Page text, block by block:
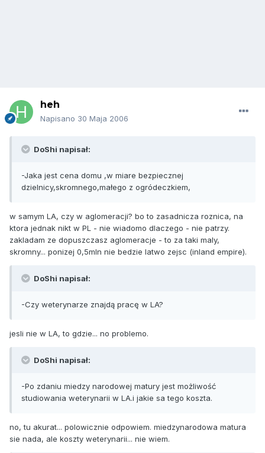
heh
Napisano 30 Maja 2006
DoShi napisał:
-Jaka jest cena domu ,w miare bezpiecznej
dzielnicy,skromnego,małego z ogródeczkiem,
w samym LA, czy w aglomeracji? bo to zasadnicza roznica, na
ktora jednak nikt w PL - nie wiadomo dlaczego - nie patrzy.
zakladam ze dopuszczasz aglomeracje - to za taki maly,
skromny... ponizej 0,5mln nie bedzie latwo zejsc (inland empire).
DoShi napisał:
-Czy weterynarze znajdą pracę w LA?
jesli nie w LA, to gdzie... no problemo.
DoShi napisał:
-Po zdaniu miedzy narodowej matury jest możliwość
studiowania weterynarii w LA.i jakie sa tego koszta.
no, tu akurat... polowicznie odpowiem. miedzynarodowa matura
sie nada, ale koszty weterynarii... nie wiem.